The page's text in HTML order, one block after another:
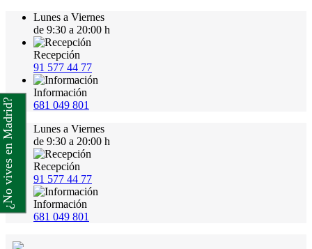
Lunes a Viernes
de 9:30 a 20:00 h
Recepción
91 577 44 77
Información
681 049 801
Lunes a Viernes
de 9:30 a 20:00 h
Recepción
91 577 44 77
Información
681 049 801
¿No vives en Madrid?